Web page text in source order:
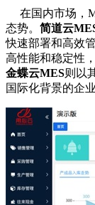
在国内市场，
态势。 简道云
快速部署和高效
高性能和稳定性
金蝶云MES则以
国际化背景的企